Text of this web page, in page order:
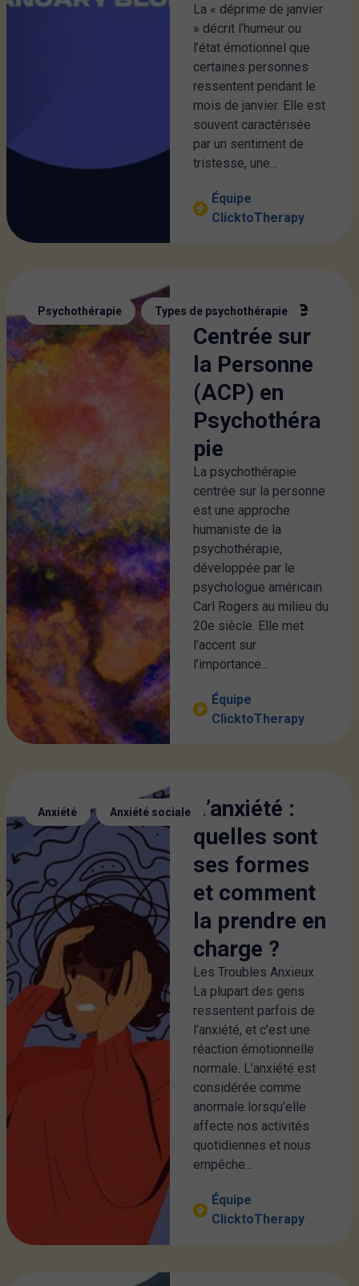
La « déprime de janvier
» décrit l’humeur ou
l’état émotionnel que
certaines personnes
ressentent pendant le
mois de janvier. Elle est
souvent caractérisée
par un sentiment de
tristesse, une...
Équipe
ClicktoTherapy
Psychothérapie , Types de psychothérapie
L’Approche
Centrée sur
la Personne
(ACP) en
Psychothéra
pie
La psychothérapie
centrée sur la personne
est une approche
humaniste de la
psychothérapie,
développée par le
psychologue américain
Carl Rogers au milieu du
20e siècle. Elle met
l’accent sur
l’importance...
Équipe
ClicktoTherapy
Anxiété , Anxiété sociale
L’anxiété :
quelles sont
ses formes
et comment
la prendre en
charge ?
Les Troubles Anxieux
La plupart des gens
ressentent parfois de
l’anxiété, et c’est une
réaction émotionnelle
normale. L’anxiété est
considérée comme
anormale lorsqu’elle
affecte nos activités
quotidiennes et nous
empêche...
Équipe
ClicktoTherapy